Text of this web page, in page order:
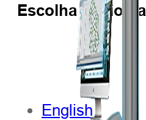
Escolha o idioma
English